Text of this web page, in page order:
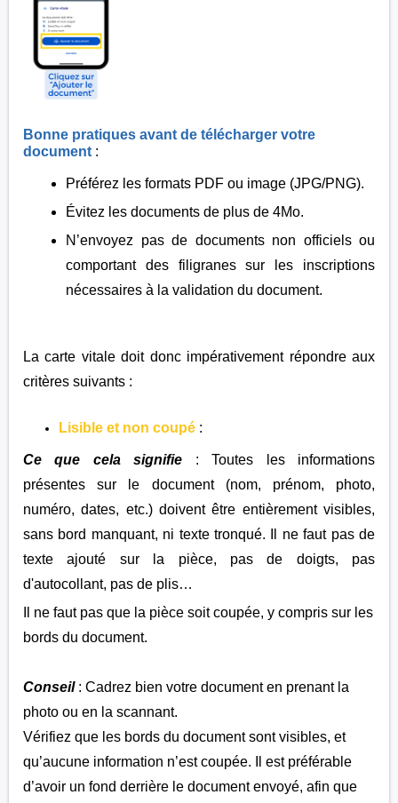
Bonne pratiques avant de télécharger votre
document :
Préférez les formats PDF ou image (JPG/PNG).
Évitez les documents de plus de 4Mo.
N’envoyez pas de documents non officiels ou
comportant des filigranes sur les inscriptions
nécessaires à la validation du document.
La carte vitale doit donc impérativement répondre aux
critères suivants :
Lisible et non coupé :
Ce que cela signifie : Toutes les informations
présentes sur le document (nom, prénom, photo,
numéro, dates, etc.) doivent être entièrement visibles,
sans bord manquant, ni texte tronqué. Il ne faut pas de
texte ajouté sur la pièce, pas de doigts, pas
d'autocollant, pas de plis…
Il ne faut pas que la pièce soit coupée, y compris sur les
bords du document.
Conseil : Cadrez bien votre document en prenant la
photo ou en la scannant.
Vérifiez que les bords du document sont visibles, et
qu’aucune information n’est coupée. Il est préférable
d’avoir un fond derrière le document envoyé, afin que